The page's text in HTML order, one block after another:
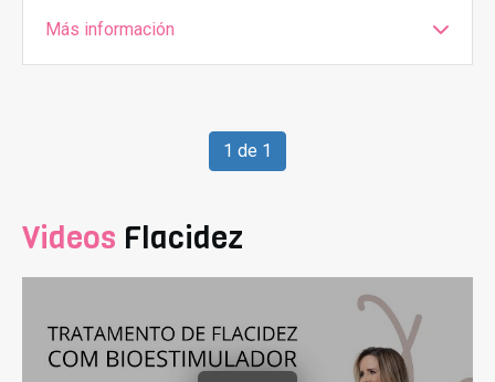
Más información
1 de 1
Videos Flacidez